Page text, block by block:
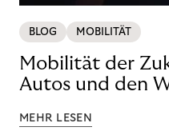
BLOG MOBILITÄT
Mobilität der
Autos und den
MEHR LESEN